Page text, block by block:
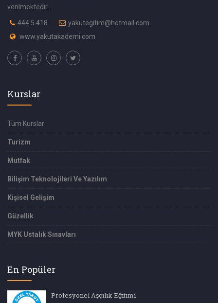
verilmektedir.
444 5 418
yakutegitim@hotmail.com
www.yakutakademi.com
Kurslar
Tüm Kurslar
Turizm
Mutfak
Bilişim Teknolojileri Ve Yazılım
Kişisel Gelişim
Güzellik
MYK Ustalık Sınavları
En Popüler
Profesyonel Aşçılık Eğitimi